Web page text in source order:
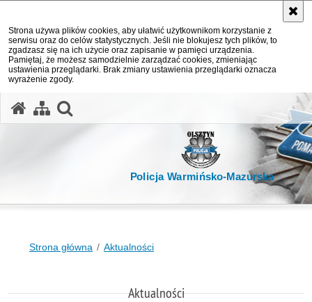
Strona używa plików cookies, aby ułatwić użytkownikom korzystanie z
serwisu oraz do celów statystycznych. Jeśli nie blokujesz tych plików, to
zgadzasz się na ich użycie oraz zapisanie w pamięci urządzenia.
Pamiętaj, że możesz samodzielnie zarządzać cookies, zmieniając
ustawienia przeglądarki. Brak zmiany ustawienia przeglądarki oznacza
wyrażenie zgody.
Policja Warmińsko-Mazurska
Strona główna Aktualności
Aktualności